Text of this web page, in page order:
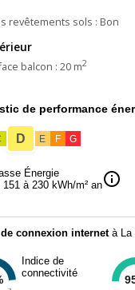
s revêtements sols : Bon
balcon : 20 m2
de performance
D E F G
Énergie
151 à 230 kWh/m² aninfo
connexion internetà La
Indice de
connectivité